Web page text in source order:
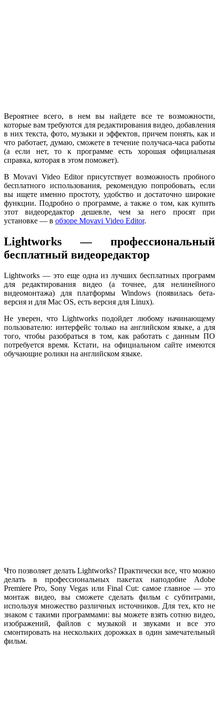
Вероятнее всего, в нем вы найдете все те возможности,
которые вам требуются для редактирования видео, добавления
в них текста, фото, музыки и эффектов, причем понять, как и
что работает, думаю, сможете в течение получаса-часа работы
(а если нет, то к программе есть хорошая официальная
справка, которая в этом поможет).
В Movavi Video Editor присутствует возможность пробного
бесплатного использования, рекомендую попробовать, если
вы ищете именно простоту, удобство и достаточно широкие
функции. Подробно о программе, а также о том, как купить
этот видеоредактор дешевле, чем за него просят при
установке — в обзоре Movavi Video Editor.
Lightworks — профессиональный
бесплатный видеоредактор
Lightworks — это еще одна из лучших бесплатных программ
для редактирования видео (а точнее, для нелинейного
видеомонтажа) для платформы Windows (появилась бета-
версия и для Mac OS, есть версия для Linux).
Не уверен, что Lightworks подойдет любому начинающему
пользователю: интерфейс только на английском языке, а для
того, чтобы разобраться в том, как работать с данным ПО
потребуется время. Кстати, на официальном сайте имеются
обучающие ролики на английском языке.
Что позволяет делать Lightworks? Практически все, что можно
делать в профессиональных пакетах наподобие Adobe
Premiere Pro, Sony Vegas или Final Cut: самое главное — это
монтаж видео, вы сможете сделать фильм с субтитрами,
используя множество различных источников. Для тех, кто не
знаком с такими программами: вы можете взять сотню видео,
изображений, файлов с музыкой и звуками и все это
смонтировать на нескольких дорожках в один замечательный
фильм.